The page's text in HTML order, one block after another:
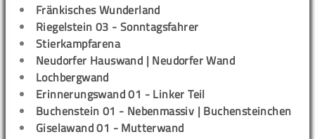
Fränkisches Wunderland
Riegelstein 03 - Sonntagsfahrer
Stierkampfarena
Neudorfer Hauswand | Neudorfer Wand
Lochbergwand
Erinnerungswand 01 - Linker Teil
Buchenstein 01 - Nebenmassiv | Buchensteinchen
Giselawand 01 - Mutterwand